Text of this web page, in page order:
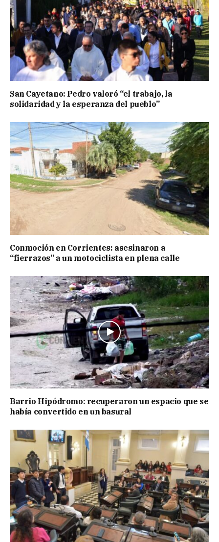
San Cayetano: Pedro valoró “el trabajo, la
solidaridad y la esperanza del pueblo”
Conmoción en Corrientes: asesinaron a
“fierrazos” a un motociclista en plena calle
Barrio Hipódromo: recuperaron un espacio que se
había convertido en un basural